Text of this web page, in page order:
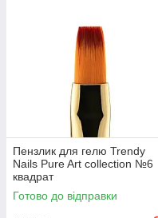
Пензлик для гелю Trendy
Nails Pure Art collection №6
квадрат
Готово до відправки